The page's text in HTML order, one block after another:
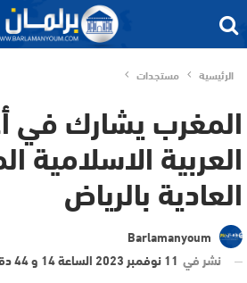
الرئيسية مستجدات
المغرب يشارك في
العربية الاسلامية
العادية بالرياض
Barlamanyoum
نشر في 11 نوفمبر 2023 الساعة 14 و 44 دقيقة